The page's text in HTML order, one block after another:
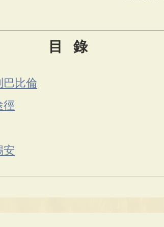
目   錄
巴比倫
徑
安